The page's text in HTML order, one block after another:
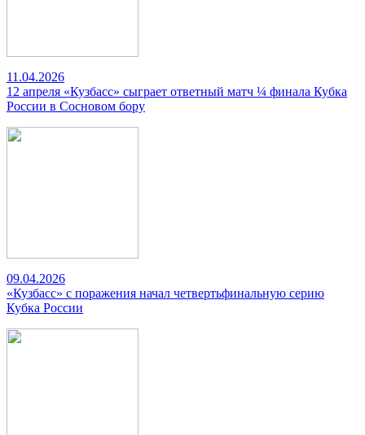
11.04.2026
12 апреля «Кузбасс» сыграет ответный матч ¼ финала Кубка
России в Сосновом бору
09.04.2026
«Кузбасс» с поражения начал четвертьфинальную серию
Кубка России